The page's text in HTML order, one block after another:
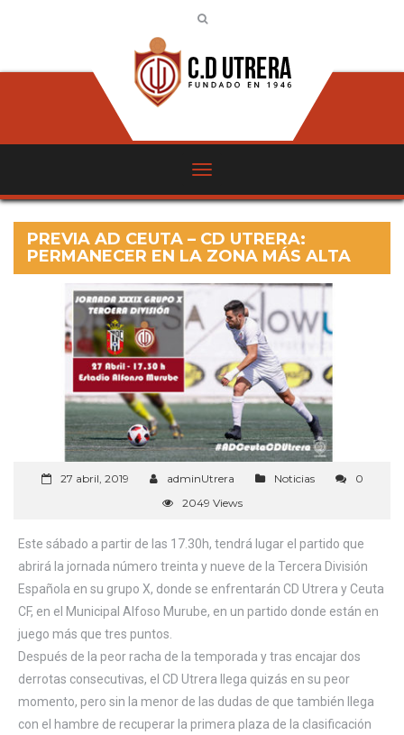
PREVIA AD CEUTA – CD UTRERA:
PERMANECER EN LA ZONA MÁS ALTA
27 abril, 2019 adminUtrera Noticias
0
2049 Views
Este sábado a partir de las 17.30h, tendrá lugar el partido que
abrirá la jornada número treinta y nueve de la Tercera División
Española en su grupo X, donde se enfrentarán CD Utrera y Ceuta
CF, en el Municipal Alfoso Murube, en un partido donde están en
juego más que tres puntos.
Después de la peor racha de la temporada y tras encajar dos
derrotas consecutivas, el CD Utrera llega quizás en su peor
momento, pero sin la menor de las dudas de que también llega
con el hambre de recuperar la primera plaza de la clasificación